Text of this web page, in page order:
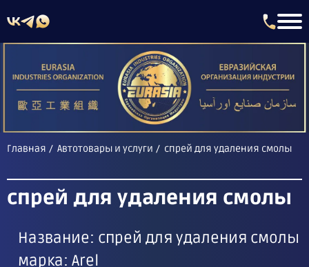
Главная Автотовары и услуги спрей для удаления смолы
спрей для удаления смолы
Название: спрей для удаления смолы
марка: Arel